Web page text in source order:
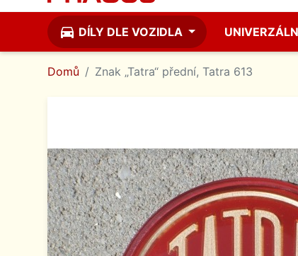
directions_car DÍLY DLE VOZIDLA
Domů Znak „Tatra“ přední, Tatra 613